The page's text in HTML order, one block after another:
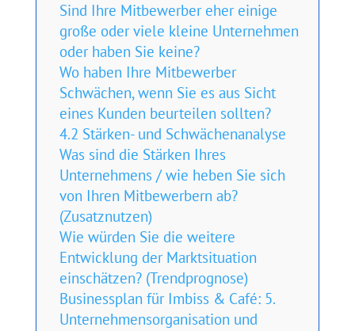
Sind Ihre Mitbewerber eher einige
große oder viele kleine Unternehmen
oder haben Sie keine?
Wo haben Ihre Mitbewerber
Schwächen, wenn Sie es aus Sicht
eines Kunden beurteilen sollten?
4.2 Stärken- und Schwächenanalyse
Was sind die Stärken Ihres
Unternehmens / wie heben Sie sich
von Ihren Mitbewerbern ab?
(Zusatznutzen)
Wie würden Sie die weitere
Entwicklung der Marktsituation
einschätzen? (Trendprognose)
Businessplan für Imbiss & Café: 5.
Unternehmensorganisation und